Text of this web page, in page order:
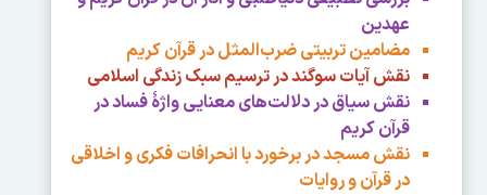
عهدين
مضامين تربيتی ضرب‌المثل در قرآن كريم
نقش آیات سوگند در ترسیم سبک زندگی اسلامی
نقش سياق در دلالت‌های معنايی واژۀ فساد در
قرآن كريم
نقش مسجد در برخورد با انحرافات فکری و اخلاقی
در قرآن و روایات